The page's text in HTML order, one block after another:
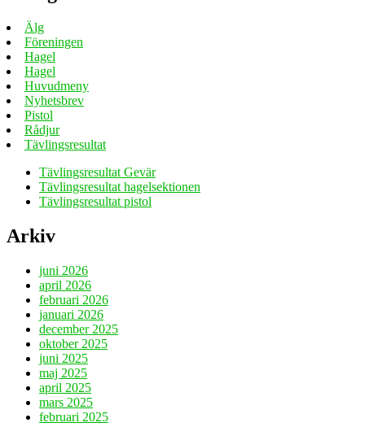
Älg
Föreningen
Hagel
Hagel
Huvudmeny
Nyhetsbrev
Pistol
Rådjur
Tävlingsresultat
Tävlingsresultat Gevär
Tävlingsresultat hagelsektionen
Tävlingsresultat pistol
Arkiv
juni 2026
april 2026
februari 2026
januari 2026
december 2025
oktober 2025
juni 2025
maj 2025
april 2025
mars 2025
februari 2025